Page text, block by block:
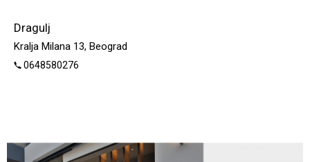
Dragulj
Kralja Milana 13, Beograd
0648580276